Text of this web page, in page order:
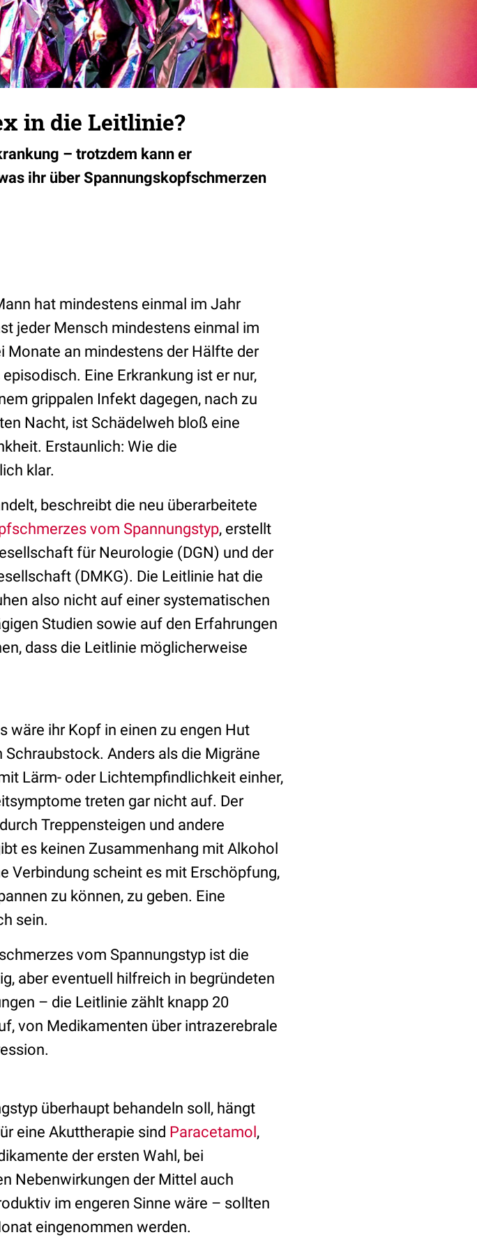
in die Leitlinie?
– trotzdem kann er
ihr über Spannungskopfschmerzen
hat mindestens einmal im Jahr
jeder Mensch mindestens einmal im
Monate an mindestens der Hälfte der
Eine Erkrankung ist er nur,
grippalen Infekt dagegen, nach zu
Nacht, ist Schädelweh bloß eine
Erstaunlich: Wie die
klar.
beschreibt die neu überarbeitete
vom Spannungstyp, erstellt
für Neurologie (DGN) und der
(DMKG). Die Leitlinie hat die
also nicht auf einer systematischen
Studien sowie auf den Erfahrungen
dass die Leitlinie möglicherweise
wäre ihr Kopf in einen zu engen Hut
Anders als die Migräne
Lärm- oder Lichtempfindlichkeit einher,
treten gar nicht auf. Der
Treppensteigen und andere
es keinen Zusammenhang mit Alkohol
Verbindung scheint es mit Erschöpfung,
zu können, zu geben. Eine
sein.
vom Spannungstyp ist die
aber eventuell hilfreich in begründeten
– die Leitlinie zählt knapp 20
von Medikamenten über intrazerebrale
überhaupt behandeln soll, hängt
eine Akuttherapie sind Paracetamol,
der ersten Wahl, bei
Nebenwirkungen der Mittel auch
im engeren Sinne wäre – sollten
eingenommen werden.